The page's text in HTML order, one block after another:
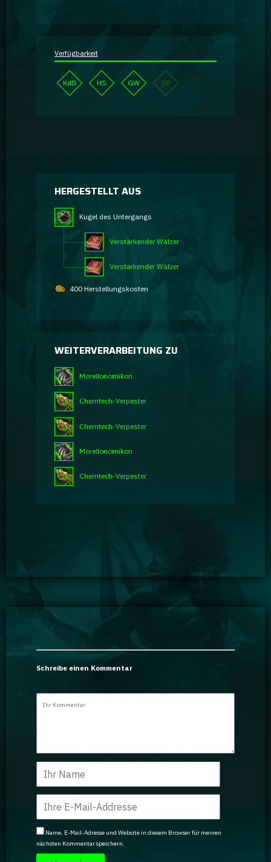
Verfügbarkeit
KdB HS GW BP
HERGESTELLT AUS
Kugel des Untergangs
Verstärkender Wälzer
Verstärkender Wälzer
400 Herstellungskosten
WEITERVERARBEITUNG ZU
Morellonomikon
Chemtech-Verpester
Chemtech-Verpester
Morellonomikon
Chemtech-Verpester
Schreibe einen Kommentar
Name, E-Mail-Adresse und Website in diesem Browser für meinen
nächsten Kommentar speichern.